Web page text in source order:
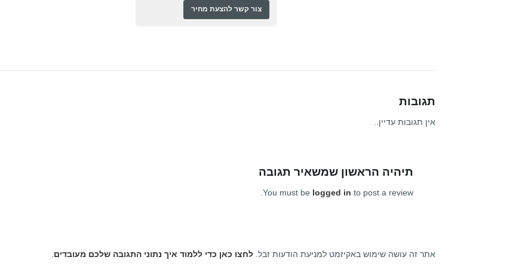
צור קשר להצעת מחיר
תגובות
אין תגובות עדיין..
תיהיה הראשון שמשאיר תגובה
You must be logged in to post a review.
אתר זה עושה שימוש באקיזמט למניעת הודעות זבל.לחצו כאן כדי ללמוד איך נתוני התגובה שלכם מעובדים